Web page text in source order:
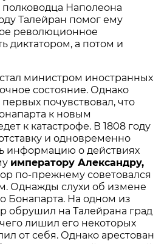
полководца Наполеона
Талейран помог ему
революционное
диктатором, а потом и
министром иностранных
состояние. Однако
почувствовал, что
к новым
к катастрофе. В 1808 году
и одновременно
информацию о действиях
императору Александру,
по-прежнему советовался
Однажды слухи об измене
Бонапарта. На одном из
обрушил на Талейрана град
лишил его некоторых
от себя. Однако арестован